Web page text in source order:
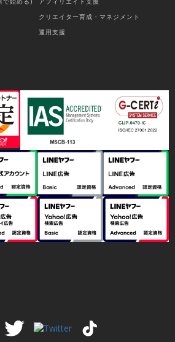
クリエイター育成・マネジメント
運用支援